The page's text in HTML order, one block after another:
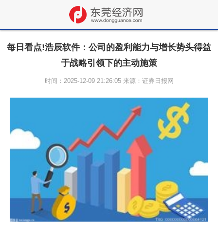
每日看点!浩辰软件：公司的盈利能力与增长势头得益
于战略引领下的主动施策
时间：2025-12-09 21:26:05 来源：证券日报网